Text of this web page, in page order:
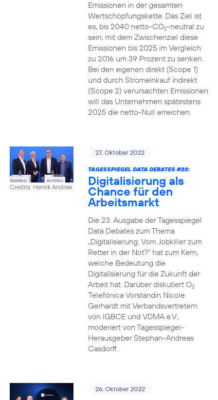
Emissionen in der gesamten
Wertschöpfungskette. Das Ziel ist
es, bis 2040 netto-CO2-neutral zu
sein; mit dem Zwischenziel diese
Emissionen bis 2025 im Vergleich
zu 2016 um 39 Prozent zu senken.
Bei den eigenen direkt (Scope 1)
und durch Stromeinkauf indirekt
(Scope 2) verursachten Emissionen
will das Unternehmen spätestens
2025 die netto-Null erreichen.
Credits: Henrik Andree
27. Oktober 2022
TAGESSPIEGEL DATA DEBATES #23:
Digitalisierung als
Chance für den
Arbeitsmarkt
Die 23. Ausgabe der Tagesspiegel
Data Debates zum Thema
„Digitalisierung: Vom Jobkiller zum
Retter in der Not?“ hat zum Kern,
welche Bedeutung die
Digitalisierung für die Zukunft der
Arbeit hat. Darüber diskutiert O2
Telefónica Vorständin Nicole
Gerhardt mit Verbandsvertretern
von IGBCE und VDMA e.V.,
moderiert von Tagesspiegel-
Herausgeber Stephan-Andreas
Casdorff.
26. Oktober 2022